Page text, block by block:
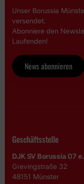
Unser Borussia
versendet.
Abonniere den
Laufenden!
News abonnieren
Geschäftsstelle
DJK SV Borussia 07
Grevingstraße 32
48151 Münster